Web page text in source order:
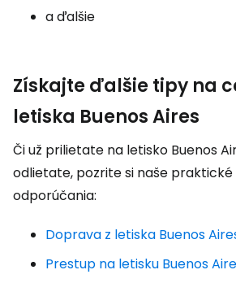
a ďalšie
Získajte ďalšie tipy na
letiska Buenos Aires
Či už prilietate na letisko Buenos
odlietate, pozrite si naše
odporúčania:
Doprava z letiska Buenos
Prestup na letisku Buenos